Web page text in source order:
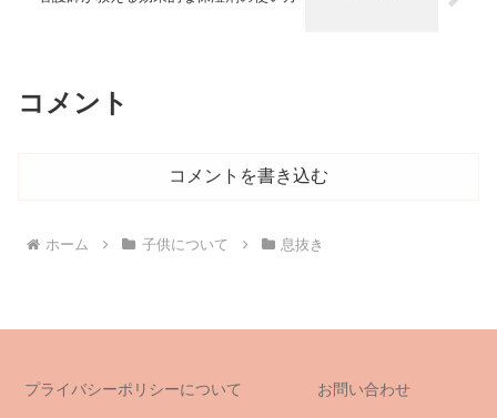
コメント
コメントを書き込む
ホーム 子供について 息抜き
プライバシーポリシーについて お問い合わせ